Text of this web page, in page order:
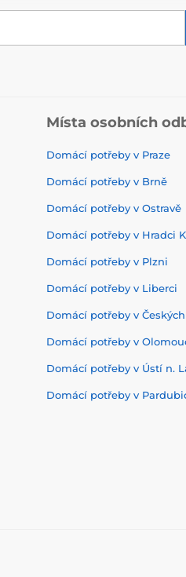
Místa osobních
Domácí potřeby v Praze
Domácí potřeby v Brně
Domácí potřeby v Ostravě
Domácí potřeby v Hradci
Domácí potřeby v Plzni
Domácí potřeby v Liberci
Domácí potřeby v
Domácí potřeby v
Domácí potřeby v Ústí n.
Domácí potřeby v